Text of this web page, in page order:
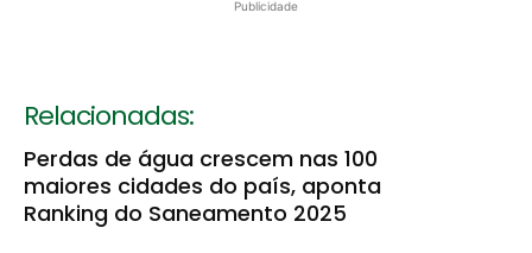
Publicidade
Relacionadas:
Perdas de água crescem nas 100
maiores cidades do país, aponta
Ranking do Saneamento 2025